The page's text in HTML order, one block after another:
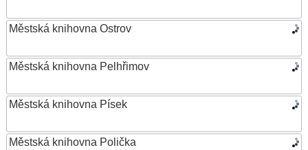
Městská knihovna Ostrov
Městská knihovna Pelhřimov
Městská knihovna Písek
Městská knihovna Polička